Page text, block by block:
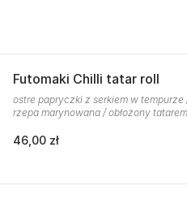
Futomaki Chilli tatar roll
ostre papryczki z serkiem w tempurze
rzepa marynowana / obłożony
46,00 zł